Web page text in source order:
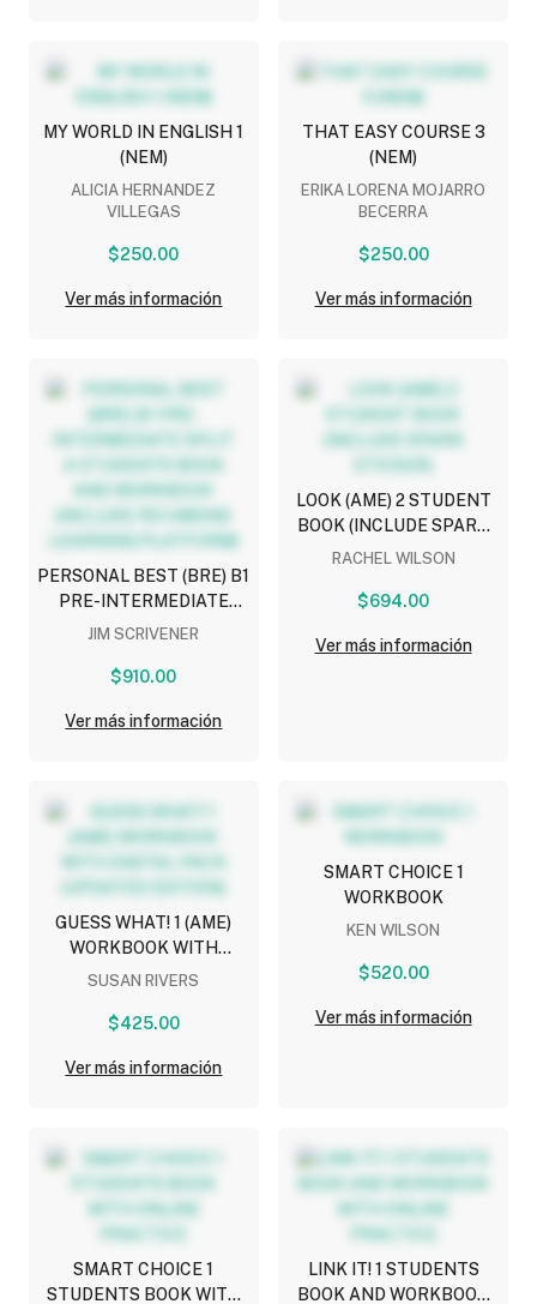
MY WORLD IN ENGLISH 1
(NEM)
ALICIA HERNANDEZ
VILLEGAS
$250.00
Ver más información
THAT EASY COURSE 3
(NEM)
ERIKA LORENA MOJARRO
BECERRA
$250.00
Ver más información
PERSONAL BEST (BRE) B1
PRE-INTERMEDIATE
SPLIT A STUDENTS
(INCLUDE RICHMOND
JIM SCRIVENER
$910.00
Ver más información
LOOK (AME) 2 STUDENT
BOOK (INCLUDE SPARK
STICKER)
RACHEL WILSON
$694.00
Ver más información
GUESS WHAT! 1 (AME)
WORKBOOK WITH
DIGITAL PACK (UPDATED
SUSAN RIVERS
$425.00
Ver más información
SMART CHOICE 1
WORKBOOK
KEN WILSON
$520.00
Ver más información
SMART CHOICE 1
STUDENTS BOOK WITH
LINK IT! 1 STUDENTS
BOOK AND WORKBOOK